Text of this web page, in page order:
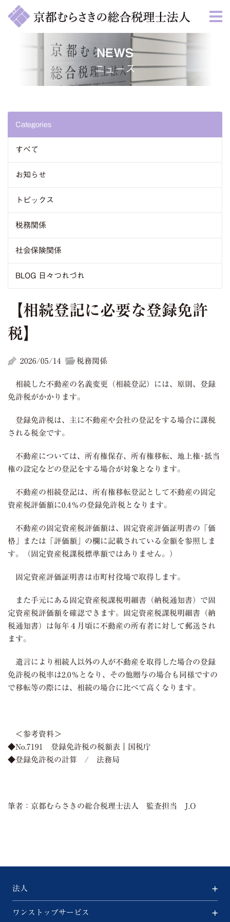
NEWS
ニュース
Categories
すべて
お知らせ
トピックス
税務関係
社会保険関係
BLOG 日々つれづれ
【相続登記に必要な登録免許
税】
2026/05/14 税務関係
相続した不動産の名義変更（相続登記）には、原則、登録
免許税がかかります。
登録免許税は、主に不動産や会社の登記をする場合に課税
される税金です。
不動産については、所有権保存、所有権移転、地上権･抵当
権の設定などの登記をする場合が対象となります。
不動産の相続登記は、所有権移転登記として不動産の固定
資産税評価額に0.4％の登録免許税となります。
不動産の固定資産税評価額は、固定資産評価証明書の「価
格」または「評価額」の欄に記載されている金額を参照しま
す。（固定資産税課税標準額ではありません。）
固定資産評価証明書は市町村役場で取得します。
また手元にある固定資産税課税明細書（納税通知書）で固
定資産税評価額を確認できます。固定資産税課税明細書（納
税通知書）は毎年４月頃に不動産の所有者に対して郵送され
ます。
遺言により相続人以外の人が不動産を取得した場合の登録
免許税の税率は2.0％となり、その他贈与の場合も同様ですの
で移転等の際には、相続の場合に比べて高くなります。
＜参考資料＞
◆No.7191 登録免許税の税額表｜国税庁
◆登録免許税の計算 / 法務局
筆者：京都むらさきの総合税理士法人 監査担当 J.O
法人
ワンストップサービス